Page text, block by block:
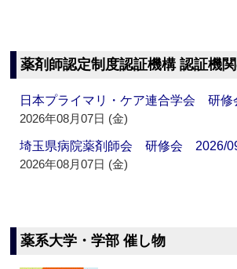
薬剤師認定制度認証機構 認証機
日本プライマリ・ケア連合学会 研
2026年08月07日 (金)
埼玉県病院薬剤師会 研修会 2026/
2026年08月07日 (金)
薬系大学・学部 催し物